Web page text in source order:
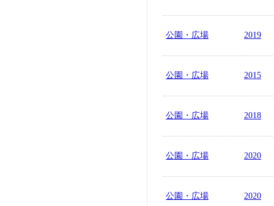
公園・広場 2019
公園・広場 2015
公園・広場 2018
公園・広場 2020
公園・広場 2020